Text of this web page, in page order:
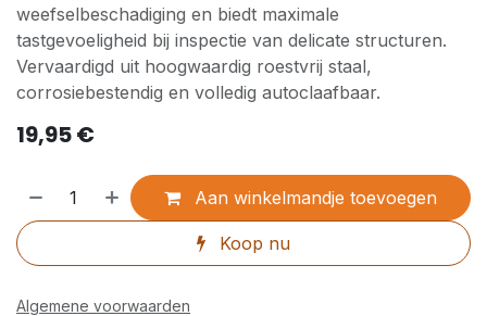
weefselbeschadiging en biedt maximale
tastgevoeligheid bij inspectie van delicate structuren.
Vervaardigd uit hoogwaardig roestvrij staal,
corrosiebestendig en volledig autoclaafbaar.
19,95€
Aan winkelmandje toevoegen
Koop nu
Algemene voorwaarden